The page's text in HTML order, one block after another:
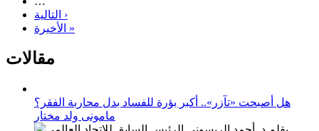
التالية ›
الأخيرة »
مقالات
هل أصبحت «تآزر».. أكبر بؤرة للفساد بدل محاربة الفقر؟
مامونى ولد مختار